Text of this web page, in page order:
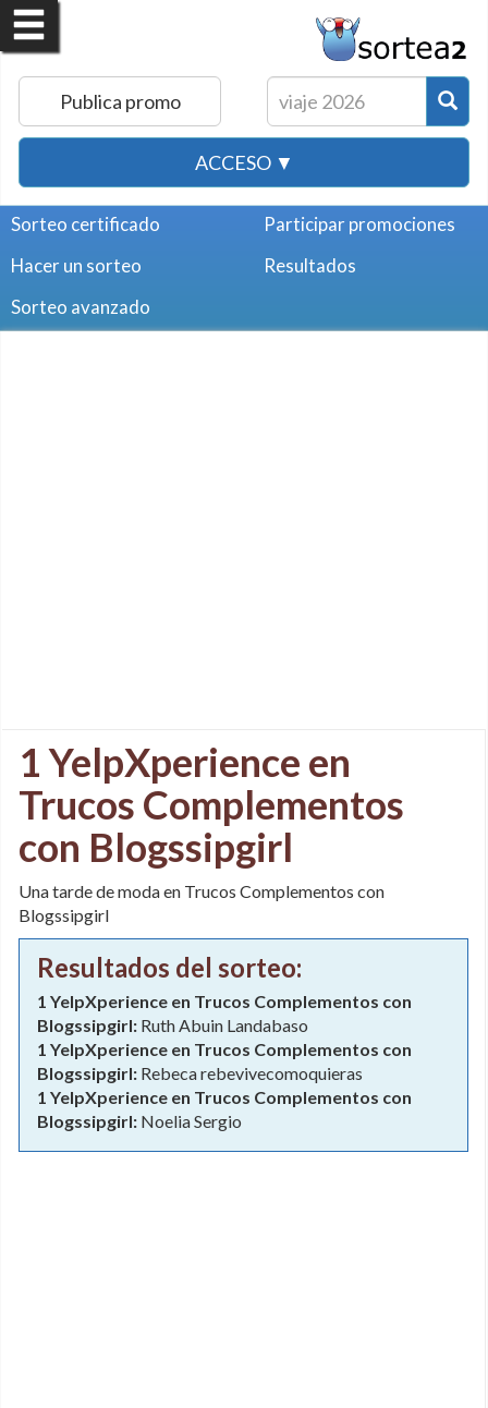
Publica promo
ACCESO ▼
Sorteo certificado
Hacer un sorteo
Sorteo avanzado
Participar promociones
Resultados
1 YelpXperience en
Trucos Complementos
con Blogssipgirl
Una tarde de moda en Trucos Complementos con
Blogssipgirl
Resultados del sorteo:
1 YelpXperience en Trucos Complementos con
Blogssipgirl: Ruth Abuin Landabaso
1 YelpXperience en Trucos Complementos con
Blogssipgirl: Rebeca rebevivecomoquieras
1 YelpXperience en Trucos Complementos con
Blogssipgirl: Noelia Sergio